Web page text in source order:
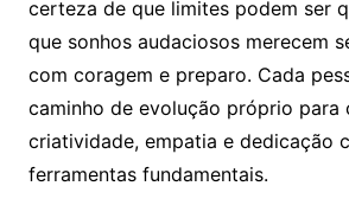
certeza de que limites podem ser
que sonhos audaciosos merecem
com coragem e preparo. Cada
caminho de evolução próprio para
criatividade, empatia e dedicação
ferramentas fundamentais.